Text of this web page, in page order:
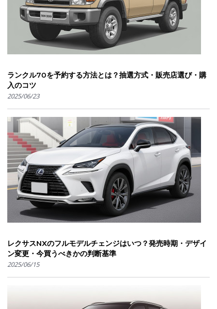
ランクル70を予約する方法とは？抽選方式・販売店選び・購
入のコツ
2025/06/23
レクサスNXのフルモデルチェンジはいつ？発売時期・デザイ
ン変更・今買うべきかの判断基準
2025/06/15